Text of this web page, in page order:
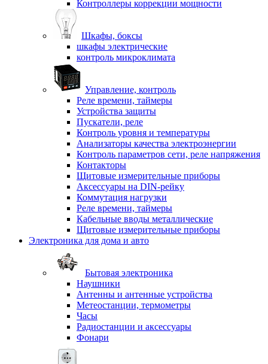
Контроллеры коррекции мощности
Шкафы, боксы
шкафы электрические
контроль микроклимата
Управление, контроль
Реле времени, таймеры
Устройства защиты
Пускатели, реле
Контроль уровня и температуры
Анализаторы качества электроэнергии
Контроль параметров сети, реле напряжения
Контакторы
Щитовые измерительные приборы
Аксессуары на DIN-рейку
Коммутация нагрузки
Реле времени, таймеры
Кабельные вводы металлические
Щитовые измерительные приборы
Электроника для дома и авто
Бытовая электроника
Наушники
Антенны и антенные устройства
Метеостанции, термометры
Часы
Радиостанции и аксессуары
Фонари